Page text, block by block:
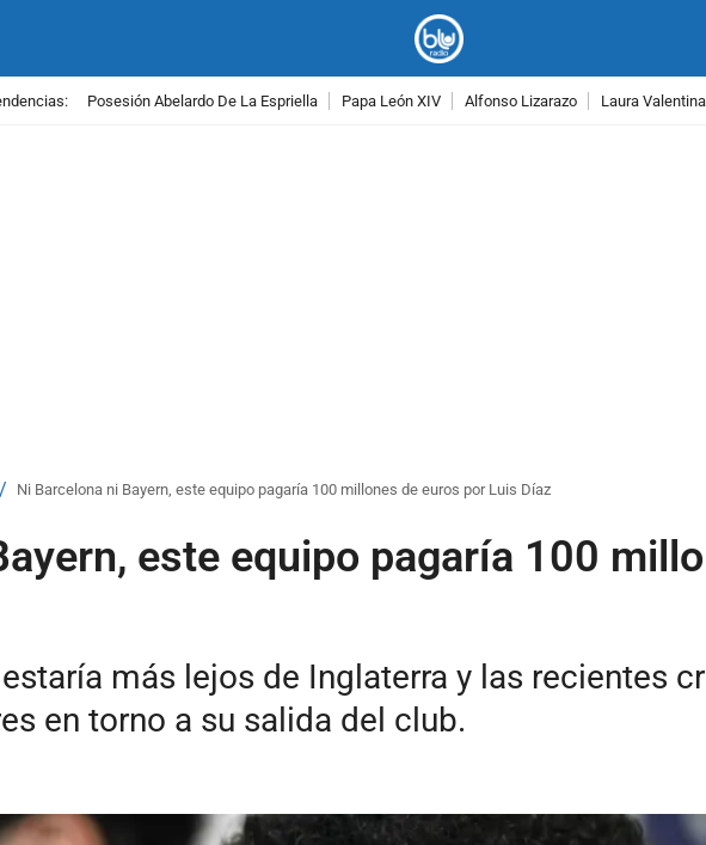
Posesión Abelardo De La Espriella Papa León XIV Alfonso Lizarazo Laura
/ Ni Barcelona ni Bayern, este equipo pagaría 100 millones de euros por Luis Díaz
este equipo pagaría 100
más lejos de Inglaterra y las recientes
en torno a su salida del club.